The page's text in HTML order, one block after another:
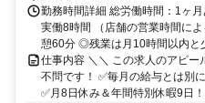
勤務時間詳細 総労働時間：1ヶ
実働8時間 （店舗の営業時間に
憩60分 ◎残業は月10時間以内と
仕事内容 ＼＼ この求人のアピー
不問です！ ✅毎月の給与とは別
✅月8日休み＆年間特別休暇9日